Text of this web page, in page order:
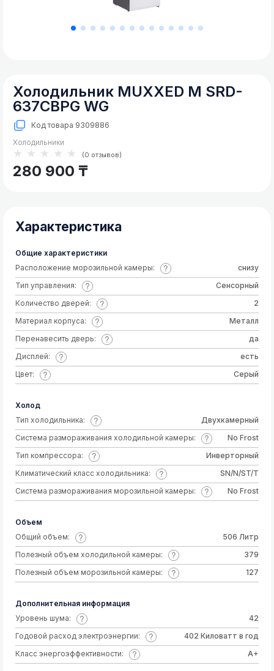
Вытяжка
для
дома
неправильные_временно
Холодильник MUXXED M SRD-
637CBPG WG
Код товара 9309886
Холодильники
★★★★★ (0 отзывов)
280 900 ₸
Характеристика
Общие характеристики
Расположение морозильной камеры:
снизу
Тип управления:
Сенсорный
Количество дверей:
2
Материал корпуса:
Металл
Перенавесить дверь:
да
Дисплей:
есть
Цвет:
Серый
Холод
Тип холодильника:
Двухкамерный
Система размораживания холодильной камеры:
No Frost
Тип компрессора:
Инверторный
Климатический класс холодильника:
SN/N/ST/T
Система размораживания морозильной камеры:
No Frost
Объем
Общий объем:
506 Литр
Полезный объем холодильной камеры:
379
Полезный объем морозильной камеры:
127
Дополнительная информация
Уровень шума:
42
Годовой расход электроэнергии:
402 Киловатт в год
Класс энергоэффективности:
A+